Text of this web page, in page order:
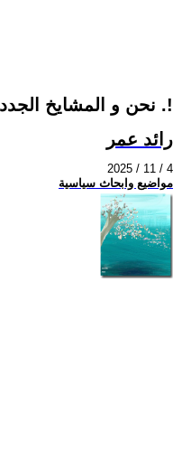
نحن و المشايخ الجدد .!
رائد عمر
2025 / 11 / 4
مواضيع وابحاث سياسية